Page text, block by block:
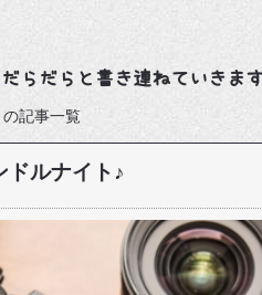
らだらと書き連ねていきま
記事一覧
ドルナイト♪